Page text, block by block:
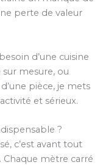
perte de valeur
d’une cuisine
mesure, ou
pièce, je mets
et sérieux.
?
c’est avant tout
mètre carré